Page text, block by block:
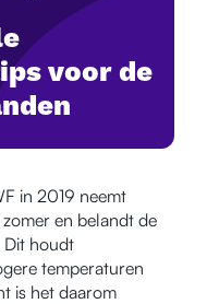
voor de
in 2019 neemt
en belandt de
Dit houdt
temperaturen
is het daarom